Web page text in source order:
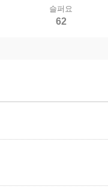
슬퍼요
62